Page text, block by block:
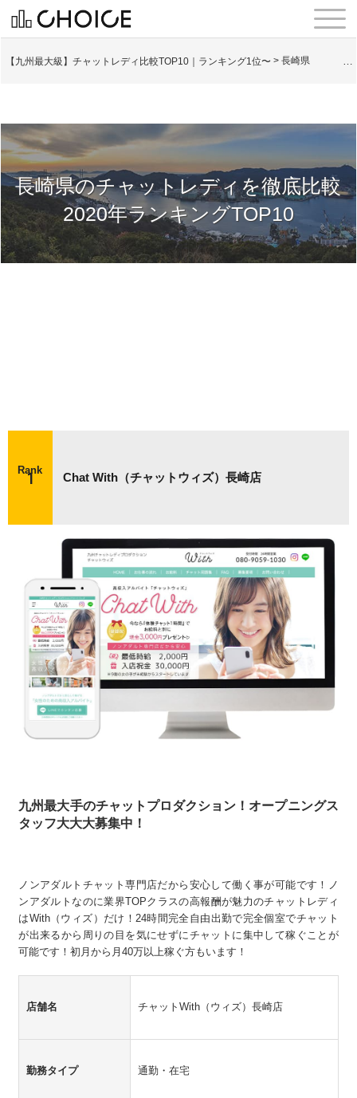
【九州最大級】チャットレディ比較TOP10｜ランキング1位〜 >長崎県
長崎県のチャットレディを徹底比較
2020年ランキングTOP10
Rank
Chat With（チャットウィズ）長崎店
九州最大手のチャットプロダクション！オープニングス
タッフ大大大募集中！
ノンアダルトチャット専門店だから安心して働く事が可能です！ノ
ンアダルトなのに業界TOPクラスの高報酬が魅力のチャットレディ
はWith（ウィズ）だけ！24時間完全自由出勤で完全個室でチャット
が出来るから周りの目を気にせずにチャットに集中して稼ぐことが
可能です！初月から月40万以上稼ぐ方もいます！
店舗名 チャットWith（ウィズ）長崎店
勤務タイプ 通勤・在宅